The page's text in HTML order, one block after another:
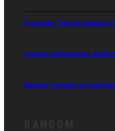
A geração “não me imagino
Línguas estrangeiras: muito
Emigrar: sozinho ou com